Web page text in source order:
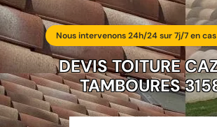
Nous intervenons 24h/24 sur 7j/7 en
DEVIS TOITURE
TAMBOURES